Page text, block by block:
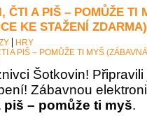
ČTI A PIŠ – POMŮŽE TI
KE STAŽENÍ ZDARMA)
HRY
A PIŠ – POMŮŽE TI MYŠ
Šotkovin!
Zábavnou
piš – pomůže ti myš.